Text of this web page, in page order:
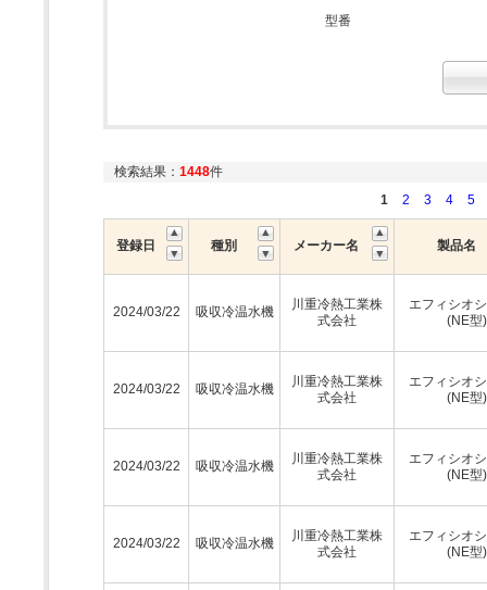
型番
検索結果： 1448件
1
2 3 4 5
登録日 種別 メーカー名 製品名
2024/03/22 吸収冷温水機
川重冷熱工業株
式会社
エフィシオ
(NE型)
2024/03/22 吸収冷温水機
川重冷熱工業株
式会社
エフィシオ
(NE型)
2024/03/22 吸収冷温水機
川重冷熱工業株
式会社
エフィシオ
(NE型)
2024/03/22 吸収冷温水機
川重冷熱工業株
式会社
エフィシオ
(NE型)